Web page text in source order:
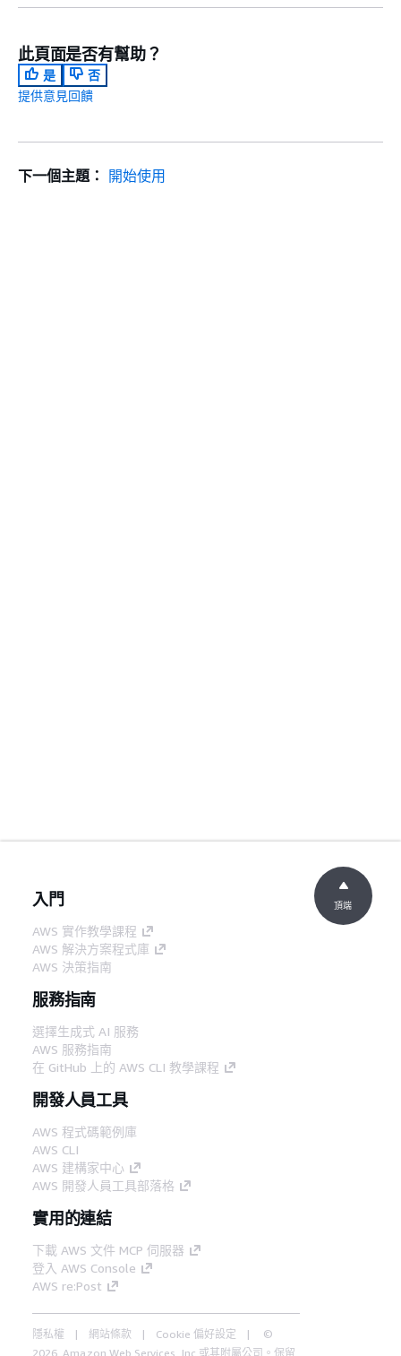
此頁面是否有幫助？
是
否
提供意見回饋
下一個主題： 開始使用
入門
AWS 實作教學課程
AWS 解決方案程式庫
AWS 決策指南
服務指南
選擇生成式 AI 服務
AWS 服務指南
在 GitHub 上的 AWS CLI 教學課程
開發人員工具
AWS 程式碼範例庫
AWS CLI
AWS 建構家中心
AWS 開發人員工具部落格
實用的連結
下載 AWS 文件 MCP 伺服器
登入 AWS Console
AWS re:Post
隱私權 網站條款 Cookie 偏好設定
©
2026, Amazon Web Services, Inc.或其附屬公司。保留
頂端